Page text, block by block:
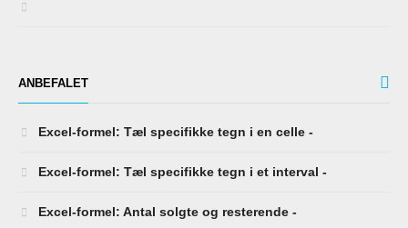
ANBEFALET
Excel-formel: Tæl specifikke tegn i en celle -
Excel-formel: Tæl specifikke tegn i et interval -
Excel-formel: Antal solgte og resterende -